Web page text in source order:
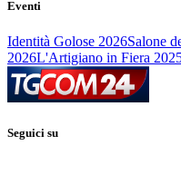
Eventi
Identità Golose 2026Salone
2026L'Artigiano in Fiera
Seguici su